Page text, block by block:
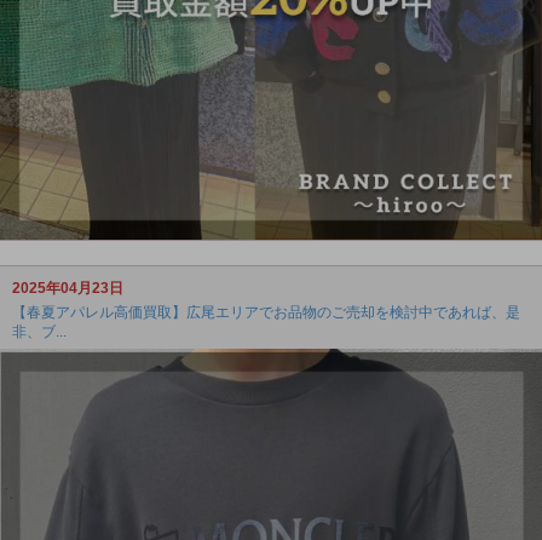
2025年04月23日
【春夏アパレル高価買取】広尾エリアでお品物のご売却を検討中であれば、是
非、ブ...